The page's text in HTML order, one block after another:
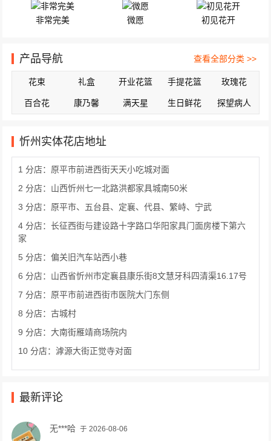
非常完美 微愿 初见花开
产品导航 查看全部分类 >>
花束 礼盒 开业花篮 手提花篮 玫瑰花
百合花 康乃馨 满天星 生日鲜花 探望病人
忻州实体花店地址
1 分店：原平市前进西街天天小吃城对面
2 分店：山西忻州七一北路洪都家具城南50米
3 分店：原平市、五台县、定襄、代县、繁峙、宁武
4 分店：长征西街与建设路十字路口华阳家具门面房楼下第六
家
5 分店：偏关旧汽车站西小巷
6 分店：山西省忻州市定襄县康乐街8文慧牙科四清渠16.17号
7 分店：原平市前进西街市医院大门东侧
8 分店：古城村
9 分店：大南街雁靖商场院内
10 分店：滹源大街正觉寺对面
最新评论
无***哈 于 2026-08-06